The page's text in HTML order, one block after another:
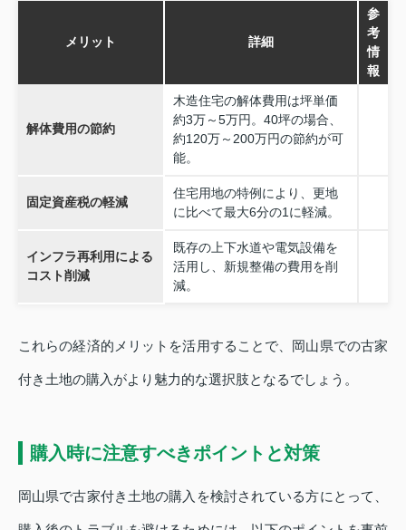
メリット 詳細
参
考
情
報
解体費用の節約
木造住宅の解体費用は坪単価
約3万～5万円。40坪の場合、
約120万～200万円の節約が可
能。
固定資産税の軽減
住宅用地の特例により、更地
に比べて最大6分の1に軽減。
インフラ再利用による
コスト削減
既存の上下水道や電気設備を
活用し、新規整備の費用を削
減。
これらの経済的メリットを活用することで、岡山県での古家
付き土地の購入がより魅力的な選択肢となるでしょう。
購入時に注意すべきポイントと対策
岡山県で古家付き土地の購入を検討されている方にとって、